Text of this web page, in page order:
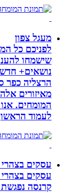
מעגל צפון
לפניכם כל
שישמחו להעניק
נושאים+ חדשות
הרצליה כפר סבא
מאיזורים אלה,
המומחים. אנו
לעמוד הראשון
עסקים בצהרי היום
עסקים בצהרי
קרנסה נפגשת בזום